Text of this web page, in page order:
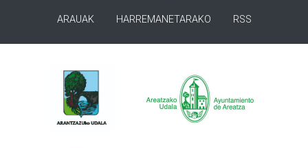
ARAUAK HARREMANETARAKO RSS